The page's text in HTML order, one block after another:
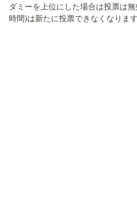
ダミーを上位にした場合は投票は
時間)は新たに投票できなくなります